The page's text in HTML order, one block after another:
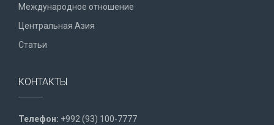
Международное отношение
Центральная Азия
Статьи
КОНТАКТЫ
Телефон: +992 (93) 100-7777